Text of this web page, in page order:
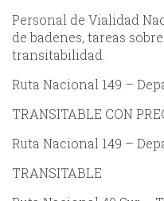
Personal de Vialidad
de badenes, tareas
transitabilidad.
Ruta Nacional 149 –
TRANSITABLE CON
Ruta Nacional 149 –
TRANSITABLE